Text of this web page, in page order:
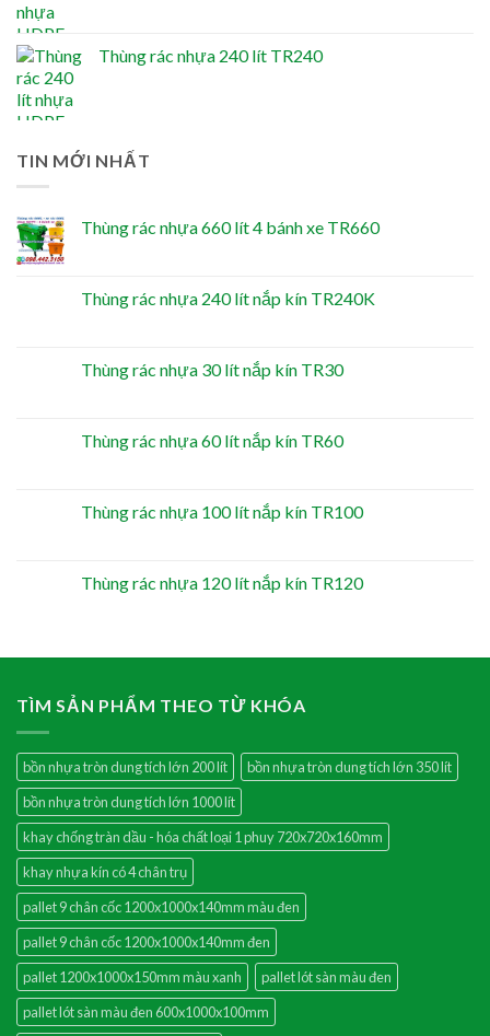
Thùng rác nhựa 240 lít TR240
TIN MỚI NHẤT
Thùng rác nhựa 660 lít 4 bánh xe TR660
Thùng rác nhựa 240 lít nắp kín TR240K
Thùng rác nhựa 30 lít nắp kín TR30
Thùng rác nhựa 60 lít nắp kín TR60
Thùng rác nhựa 100 lít nắp kín TR100
Thùng rác nhựa 120 lít nắp kín TR120
TÌM SẢN PHẨM THEO TỪ KHÓA
bồn nhựa tròn dung tích lớn 200 lít
bồn nhựa tròn dung tích lớn 350 lít
bồn nhựa tròn dung tích lớn 1000 lít
khay chống tràn dầu - hóa chất loại 1 phuy 720x720x160mm
khay nhựa kín có 4 chân trụ
pallet 9 chân cốc 1200x1000x140mm màu đen
pallet 9 chân cốc 1200x1000x140mm đen
pallet 1200x1000x150mm màu xanh
pallet lót sàn màu đen
pallet lót sàn màu đen 600x1000x100mm